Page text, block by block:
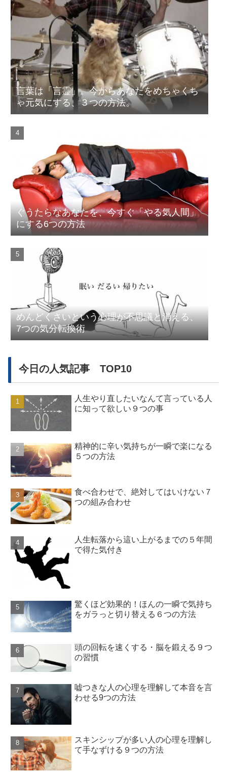
言葉は「言霊」。今からあなたをめちゃくち
ゃ元気にする、３つの方法。
ぐうたらなあなたを、今すぐ「やる気人間」
にする6つの方法
めんどくさいという心理が不思議と消える、
7つの気分転換術
今日の人気記事 TOP10
人生やり直したいなんて言っている人
に知って欲しい９つの事
精神的に辛い気持ちが一瞬で楽になる
５つの方法
食べ合わせで、絶対してはいけない７
つの組み合わせ
人生転落から這い上がるまでの５年間
で得た気付き
驚くほど効果的！ほんの一瞬で気持ち
をガラっと切り替える６つの方法
頭の回転を速くする・脳を鍛える９つ
の習慣
嘘つきな人の心理を理解して本音を言
わせる9つの方法
スキンシップが多い人の心理を理解し
て手なずける９つの方法